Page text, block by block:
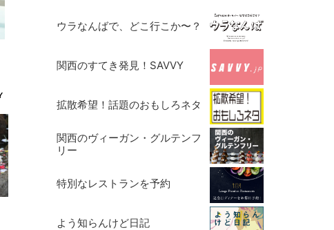
ウラなんばで、どこ行こか〜？
関西のすてき発見！SAVVY
拡散希望！話題のおもしろネタ
関西のヴィーガン・グルテンフ
リー
特別なレストランを予約
よう知らんけど日記